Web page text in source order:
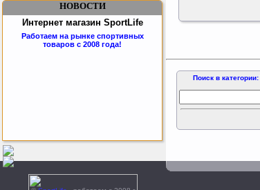
Поиск в категории:
НОВОСТИ
Интернет магазин SportLife
Работаем на рынке спортивных
товаров с 2008 года!